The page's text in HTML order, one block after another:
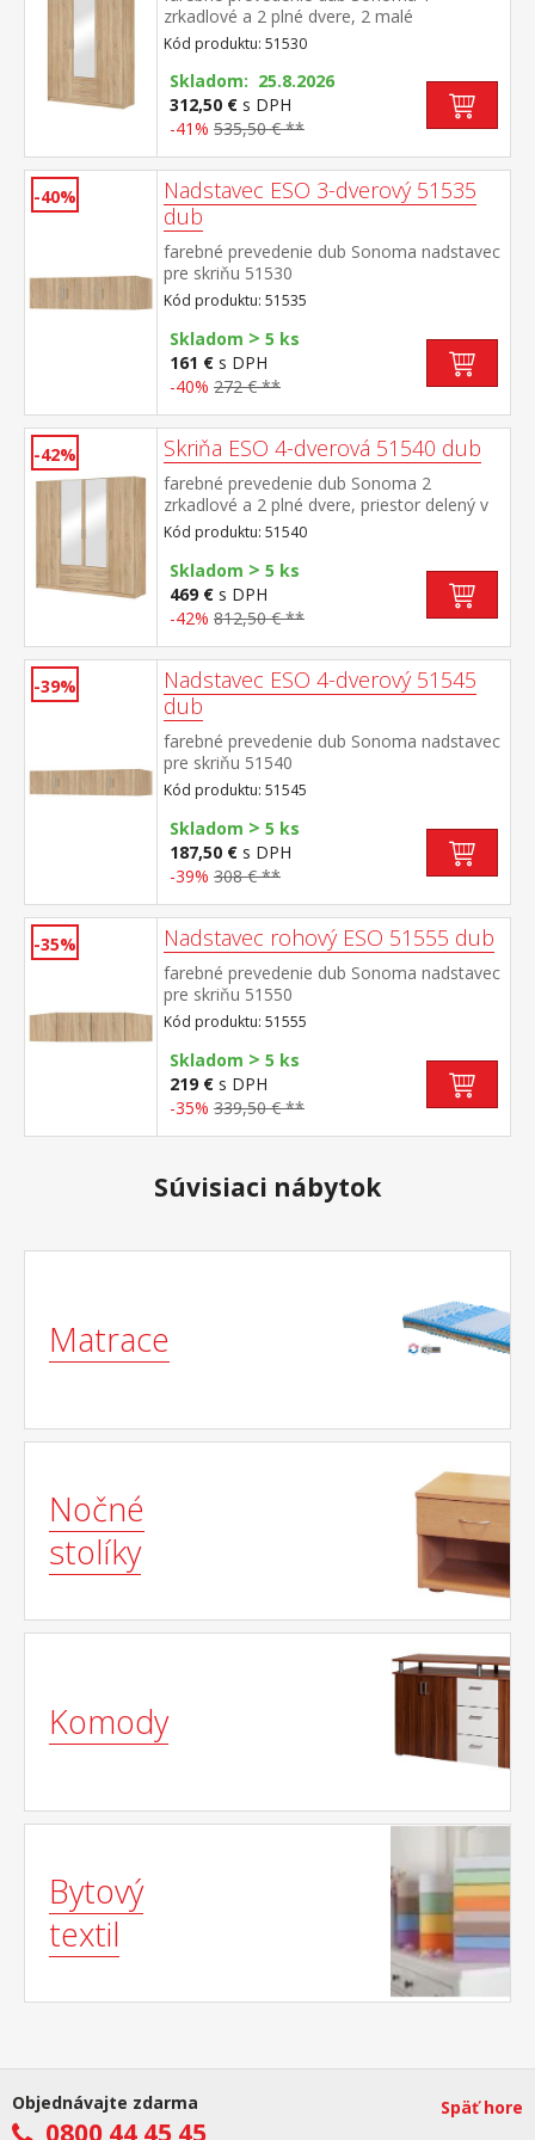
zrkadlové a 2 plné dvere, 2 malé
zásuvky možné doplniť o nadstavec 51535
Kód produktu: 51530
Skladom: 25.8.2026
312,50 € s DPH
-41% 535,50 € **
-40%
Nadstavec ESO 3-dverový 51535
dub
farebné prevedenie dub Sonoma nadstavec
pre skriňu 51530
Kód produktu: 51535
Skladom > 5 ks
161 € s DPH
-40% 272 € **
-42% Skriňa ESO 4-dverová 51540 dub
farebné prevedenie dub Sonoma 2
zrkadlové a 2 plné dvere, priestor delený v
pomere 1:2:1 vo všetkých troch častiach
šatníková tyč a polica, v strednej časti dole
2 zásuvky možné doplniť o nadstavec
51545
Kód produktu: 51540
Skladom > 5 ks
469 € s DPH
-42% 812,50 € **
-39%
Nadstavec ESO 4-dverový 51545
dub
farebné prevedenie dub Sonoma nadstavec
pre skriňu 51540
Kód produktu: 51545
Skladom > 5 ks
187,50 € s DPH
-39% 308 € **
-35% Nadstavec rohový ESO 51555 dub
farebné prevedenie dub Sonoma nadstavec
pre skriňu 51550
Kód produktu: 51555
Skladom > 5 ks
219 € s DPH
-35% 339,50 € **
Súvisiaci nábytok
Matrace
Nočné
stolíky
Komody
Bytový
textil
Objednávajte zdarma
0800 44 45 45
Späť hore